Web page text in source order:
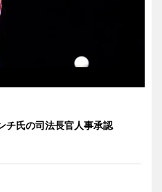
チ氏の司法長官人事承認